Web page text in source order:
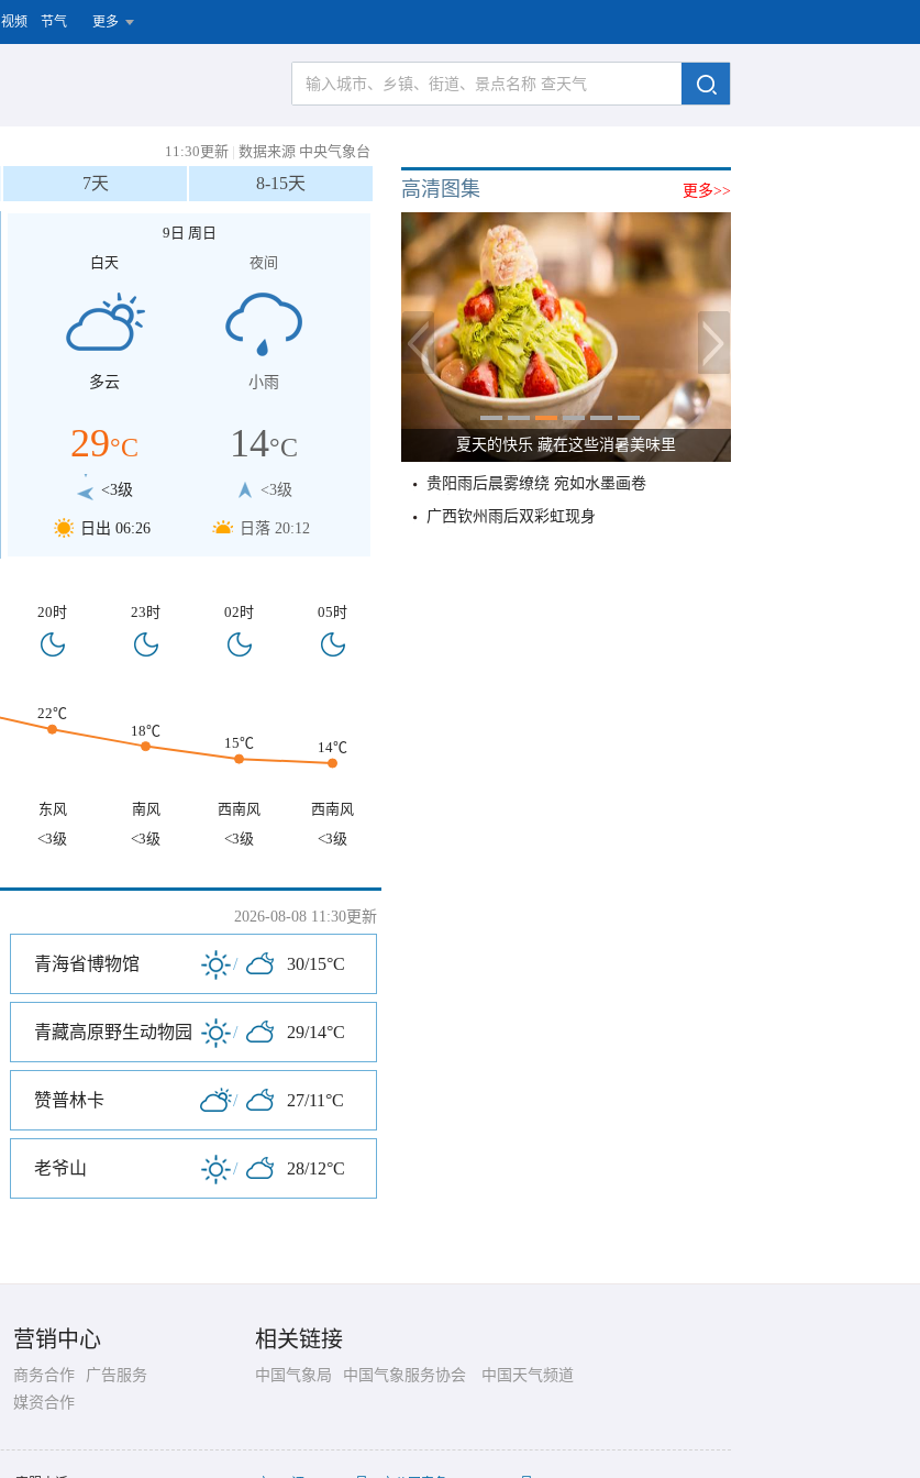
视频 节气 更多
11:30更新 | 数据来源 中央气象台
7天 8-15天
9日 周日
白天
多云
29°C
<3级
日出 06:26
夜间
小雨
14°C
<3级
日落 20:12
20时 23时 02时 05时
22℃
18℃
15℃ 14℃
东风 南风 西南风
西南风
<3级 <3级 <3级 <3级
2026-08-08 11:30更新
青海省博物馆 / 30/15°C
青藏高原野生动物园 / 29/14°C
赞普林卡 / 27/11°C
老爷山 / 28/12°C
更多>>
高清图集
夏天的快乐 藏在这些消暑美味里
贵阳雨后晨雾缭绕 宛如水墨画卷
广西钦州雨后双彩虹现身
营销中心
商务合作
广告服务
媒资合作
相关链接
中国气象局 中国气象服务协会 中国天气频道